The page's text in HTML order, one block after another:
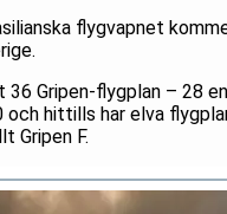
flygvapnet
Gripen-flygplan – 28
och hittills har elva
Gripen F.